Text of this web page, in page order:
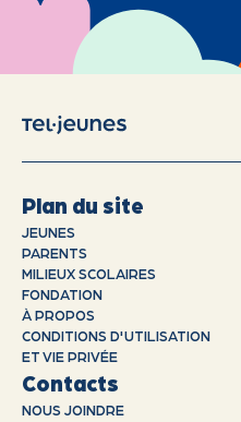
Plan du site
JEUNES
PARENTS
MILIEUX SCOLAIRES
FONDATION
À PROPOS
CONDITIONS D'UTILISATION
ET VIE PRIVÉE
Contacts
NOUS JOINDRE